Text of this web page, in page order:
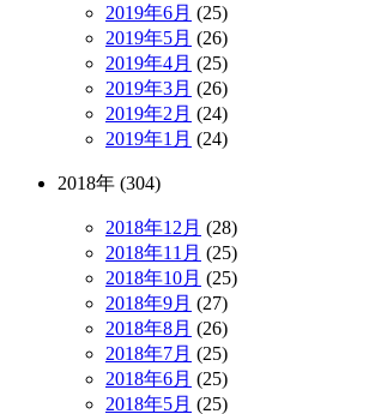
2019年6月 (25)
2019年5月 (26)
2019年4月 (25)
2019年3月 (26)
2019年2月 (24)
2019年1月 (24)
2018年 (304)
2018年12月 (28)
2018年11月 (25)
2018年10月 (25)
2018年9月 (27)
2018年8月 (26)
2018年7月 (25)
2018年6月 (25)
2018年5月 (25)